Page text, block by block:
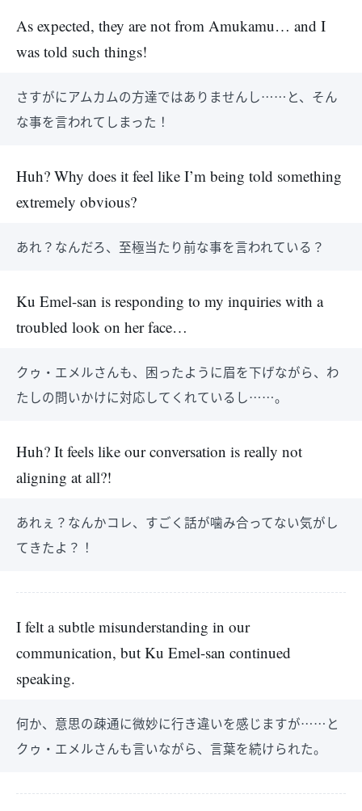
As expected, they are not from Amukamu… and I
was told such things!
さすがにアムカムの方達ではありませんし……と、そん
な事を言われてしまった！
Huh? Why does it feel like I’m being told something
extremely obvious?
あれ？なんだろ、至極当たり前な事を言われている？
Ku Emel-san is responding to my inquiries with a
troubled look on her face…
クゥ・エメルさんも、困ったように眉を下げながら、わ
たしの問いかけに対応してくれているし……。
Huh? It feels like our conversation is really not
aligning at all?!
あれぇ？なんかコレ、すごく話が噛み合ってない気がし
てきたよ？！
I felt a subtle misunderstanding in our
communication, but Ku Emel-san continued
speaking.
何か、意思の疎通に微妙に行き違いを感じますが……と
クゥ・エメルさんも言いながら、言葉を続けられた。